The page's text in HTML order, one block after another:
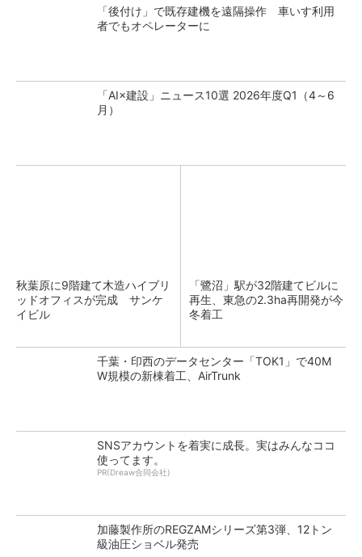
「後付け」で既存建機を遠隔操作 車いす利用
者でもオペレーターに
「AI×建設」ニュース10選 2026年度Q1（4～6
月）
秋葉原に9階建て木造ハイブリ
ッドオフィスが完成 サンケ
イビル
「鷺沼」駅が32階建てビルに
再生、東急の2.3ha再開発が今
冬着工
千葉・印西のデータセンター「TOK1」で40M
W規模の新棟着工、AirTrunk
SNSアカウントを着実に成長。実はみんなココ
使ってます。
PR(Dreaw合同会社)
加藤製作所のREGZAMシリーズ第3弾、12トン
級油圧ショベル発売